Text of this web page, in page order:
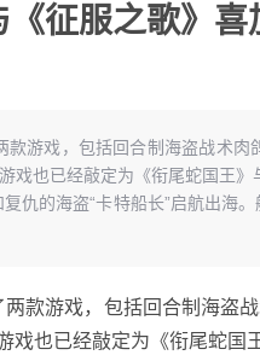
征服之歌》喜
游戏，包括回合制海盗战术
戏也已经敲定为《衔尾蛇国王
仇的海盗“卡特船长”启航出海
游戏，包括回合制海盗
戏也已经敲定为《衔尾蛇国